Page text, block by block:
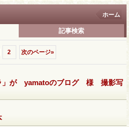
ホーム
記事検索
2 次のページ»
」が yamatoのブログ 様 撮影写